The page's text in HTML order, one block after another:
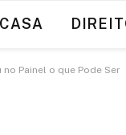
CASA
Painel o que Pode Ser